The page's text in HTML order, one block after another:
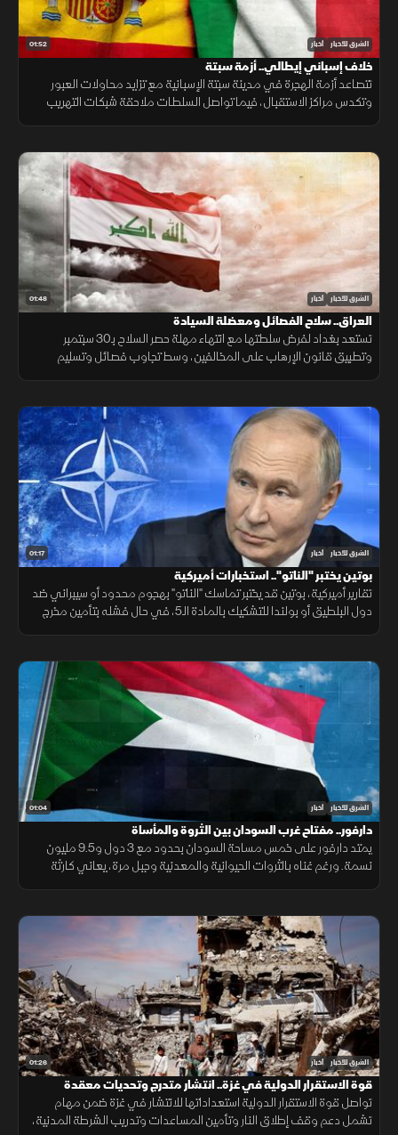
01:52 الشرق للأخبار أخبار
خلاف إسباني إيطالي.. أزمة سبتة
تتصاعد أزمة الهجرة في مدينة سبتة الإسبانية مع تزايد محاولات العبور
وتكدس مراكز الاستقبال، فيما تواصل السلطات ملاحقة شبكات التهريب
01:48 الشرق للأخبار أخبار
العراق.. سلاح الفصائل ومعضلة السيادة
تستعد بغداد لفرض سلطتها مع انتهاء مهلة حصر السلاح بـ30 سبتمبر
وتطبيق قانون الإرهاب على المخالفين، وسط تجاوب فصائل وتسليم
01:17 الشرق للأخبار أخبار
بوتين يختبر "الناتو".. استخبارات أميركية
تقارير أميركية، بوتين قد يختبر تماسك "الناتو" بهجوم محدود أو سيبراني ضد
دول البلطيق أو بولندا للتشكيك بالمادة الـ5، في حال فشله بتأمين مخرج
01:04 الشرق للأخبار أخبار
دارفور.. مفتاح غرب السودان بين الثروة والمأساة
يمتد دارفور على خمس مساحة السودان بحدود مع 3 دول و9.5 مليون
نسمة. ورغم غناه بالثروات الحيوانية والمعدنية وجبل مرة، يعاني كارثة
01:26 الشرق للأخبار أخبار
قوة الاستقرار الدولية في غزة.. انتشار متدرج وتحديات معقدة
تواصل قوة الاستقرار الدولية استعداداتها للانتشار في غزة ضمن مهام
تشمل دعم وقف إطلاق النار وتأمين المساعدات وتدريب الشرطة المدنية،